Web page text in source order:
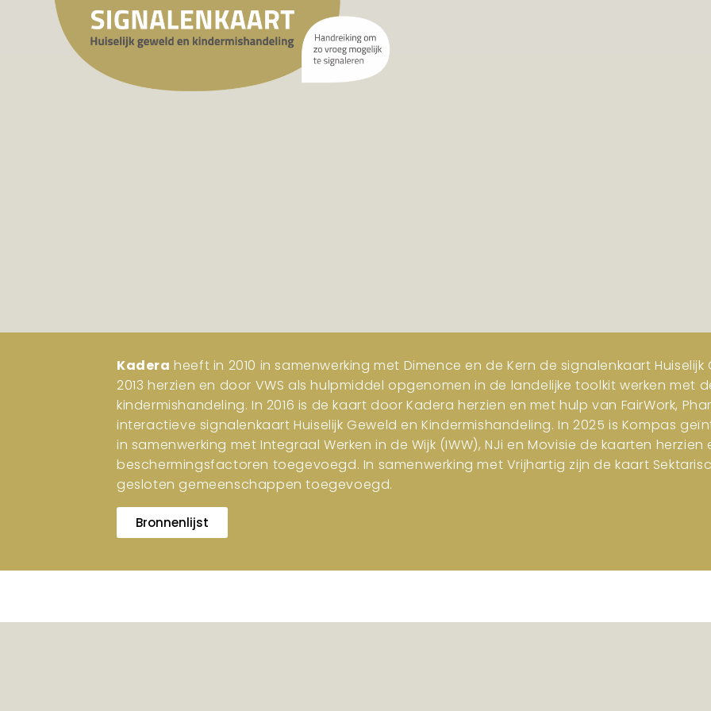
Kadera heeft in 2010 in samenwerking met Dimence en de Kern de signalenkaart
2013 herzien en door VWS als hulpmiddel opgenomen in de landelijke toolkit werken met
kindermishandeling. In 2016 is de kaart door Kadera herzien en met hulp van FairWork,
interactieve signalenkaart Huiselijk Geweld en Kindermishandeling. In 2025 is Kompas
in samenwerking met Integraal Werken in de Wijk (IWW), NJi en Movisie de kaarten
beschermingsfactoren toegevoegd. In samenwerking met Vrijhartig zijn de kaart
gesloten gemeenschappen toegevoegd.
Bronnenlijst